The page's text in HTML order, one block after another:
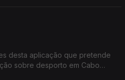
desta aplicação que pretende
sobre desporto em Cabo